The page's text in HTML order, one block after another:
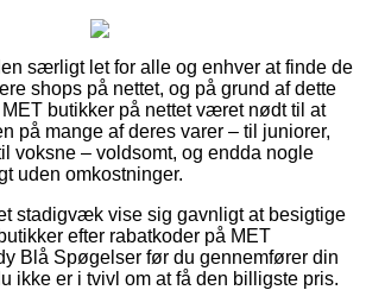
særligt let for alle og enhver at finde de
shops på nettet, og på grund af dette
butikker på nettet været nødt til at
på mange af deres varer – til juniorer,
voksne – voldsomt, og endda nogle
uden omkostninger.
stadigvæk vise sig gavnligt at besigtige
efter rabatkoder på MET
Blå Spøgelser før du gennemfører din
ikke er i tvivl om at få den billigste pris.